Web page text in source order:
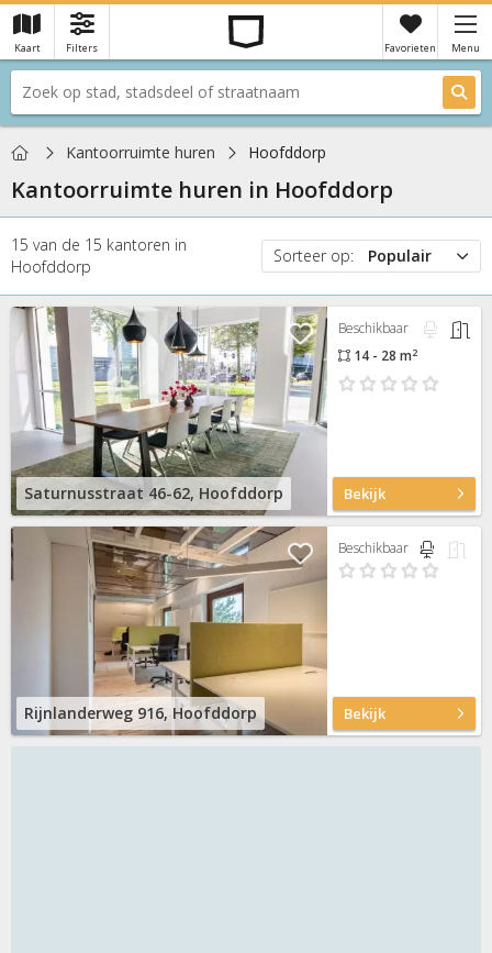
Kaart Filters Favorieten Menu
Je hebt nog geen favorieten ×
HomeKantoorruimte huren Hoofddorp
Kantoorruimte huren in Hoofddorp
15 van de 15 kantoren in
Hoofddorp
Sorteer op:
Populair
Prijs
Nieuw
Saturnusstraat 46-62, Hoofddorp
Beschikbaar
14 - 28 m2
Bekijk
Rijnlanderweg 916, Hoofddorp
Beschikbaar
Bekijk